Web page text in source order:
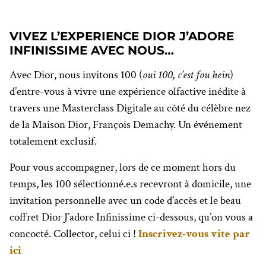
VIVEZ L’EXPERIENCE DIOR J’ADORE
INFINISSIME AVEC NOUS…
Avec Dior, nous invitons 100 (oui 100, c’est fou hein)
d’entre-vous à vivre une expérience olfactive inédite à
travers une Masterclass Digitale au côté du célèbre nez
de la Maison Dior, François Demachy. Un événement
totalement exclusif.
Pour vous accompagner, lors de ce moment hors du
temps, les 100 sélectionné.e.s recevront à domicile, une
invitation personnelle avec un code d’accès et le beau
coffret Dior J’adore Infinissime ci-dessous, qu’on vous a
concocté. Collector, celui ci ! Inscrivez-vous vite par
ici